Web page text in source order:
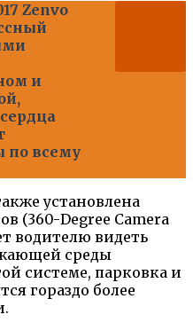
Zenvo
и
по всему
установлена
(360-Degree Camera
водителю видеть
среды
системе, парковка и
гораздо более